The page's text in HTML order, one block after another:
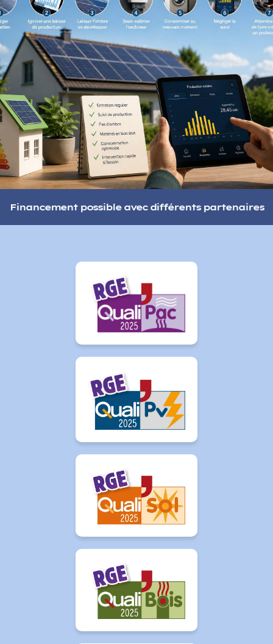
Financement possible avec différents partenaires